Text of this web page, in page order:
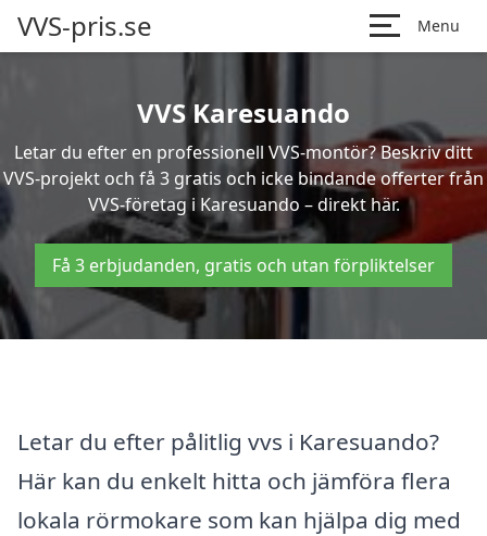
VVS-pris.se Menu
VVS Karesuando
Letar du efter en professionell VVS-montör? Beskriv ditt
VVS-projekt och få 3 gratis och icke bindande offerter från
VVS-företag i Karesuando – direkt här.
Få 3 erbjudanden, gratis och utan förpliktelser
Letar du efter pålitlig vvs i Karesuando?
Här kan du enkelt hitta och jämföra flera
lokala rörmokare som kan hjälpa dig med